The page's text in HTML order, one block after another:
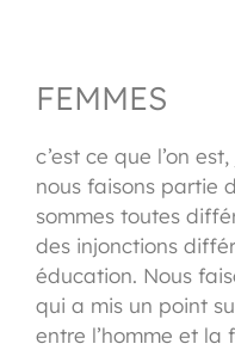
FEMMES
c’est ce que l’on
nous faisons partie
sommes toutes
des injonctions
éducation. Nous
qui a mis un point
entre l’homme et la